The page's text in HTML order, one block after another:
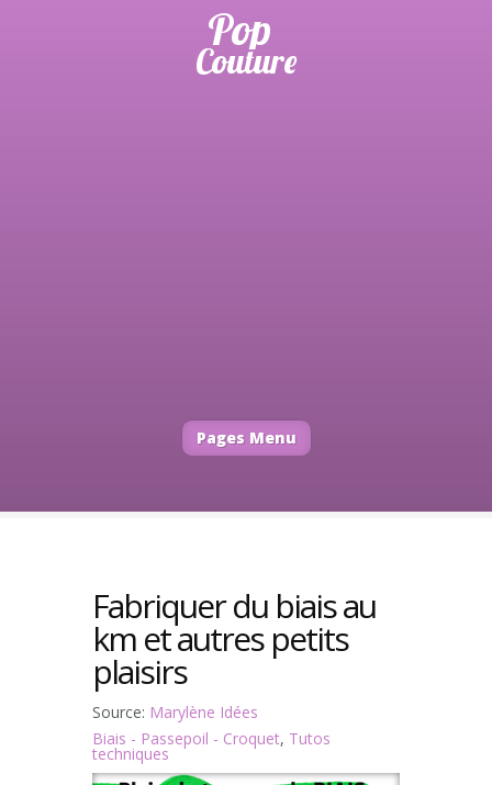
Pages Menu
Fabriquer du biais au
km et autres petits
plaisirs
Source: Marylène Idées
Biais - Passepoil - Croquet, Tutos
techniques